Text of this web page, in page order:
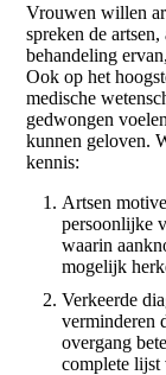
Vrouwen willen
spreken de
behandeling
Ook op het
medische
gedwongen
kunnen geloven.
kennis:
Artsen
persoonlijke
waarin
mogelijk
Verkeerde
verminderen
overgang
complete lijst